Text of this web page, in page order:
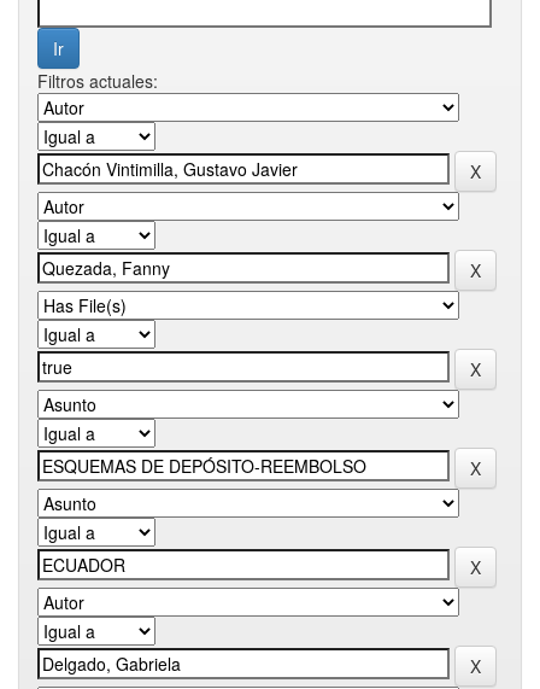
Filtros actuales: